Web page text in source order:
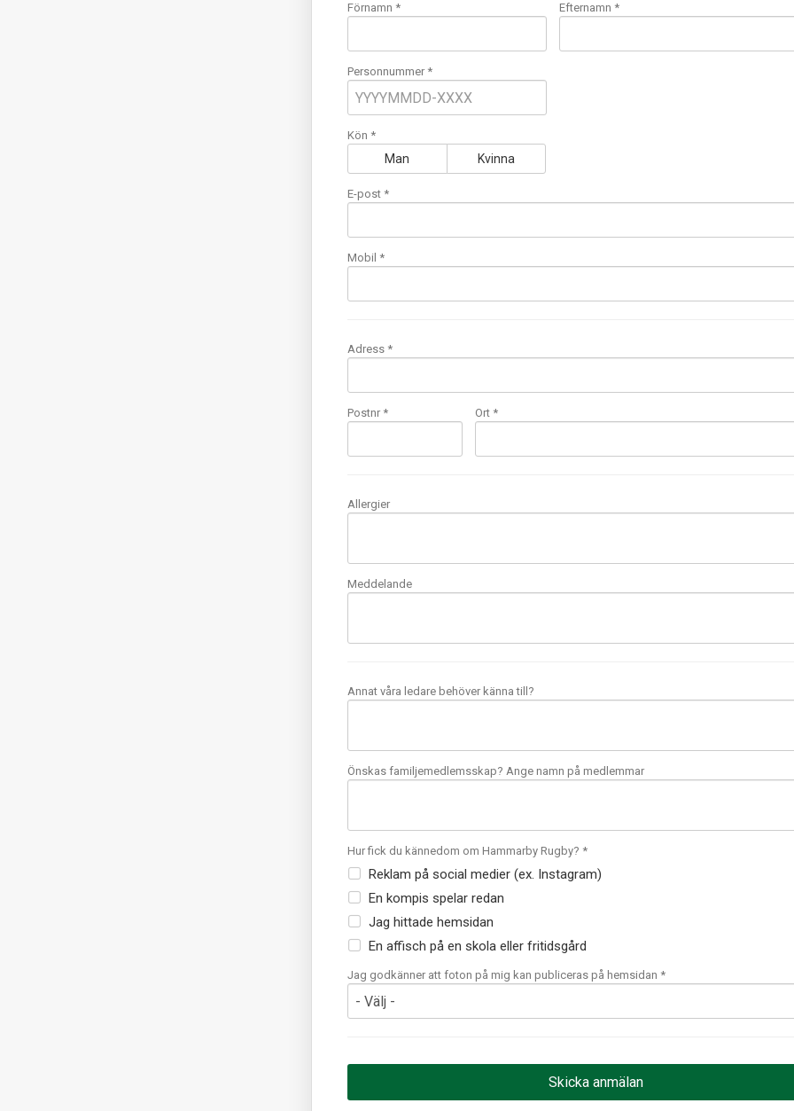
Förnamn * Efternamn *
Personnummer *
Kön *
Man Kvinna
E-post *
Mobil *
Adress *
Postnr * Ort *
Allergier
Meddelande
Annat våra ledare behöver känna till?
Önskas familjemedlemsskap? Ange namn på medlemmar
Hur fick du kännedom om Hammarby Rugby? *
Reklam på social medier (ex. Instagram)
En kompis spelar redan
Jag hittade hemsidan
En affisch på en skola eller fritidsgård
Jag godkänner att foton på mig kan publiceras på hemsidan *